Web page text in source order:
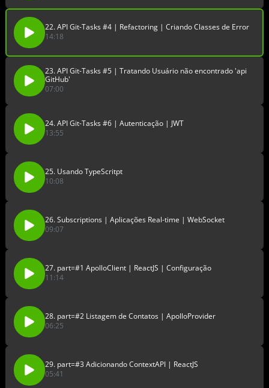
22. API Git-Tasks #4 | Refactoring | Criando Classes de Error
14:18
23. API Git-Tasks #5 | Tratando Usuário não encontrado 'api
GitHub'
07:00
24. API Git-Tasks #6 | Autenticação | JWT
13:55
25. Usando TypeScritpt
10:08
26. Subscriptions | Aplicações Real-time | WebSocket
09:07
27. part=#1 ApolloClient | ReactJS | Configuração
11:14
28. part=#2 Listagem de Contatos | ApolloProvider
06:25
29. part=#3 Adicionando ContextAPI | ReactJS
05:41